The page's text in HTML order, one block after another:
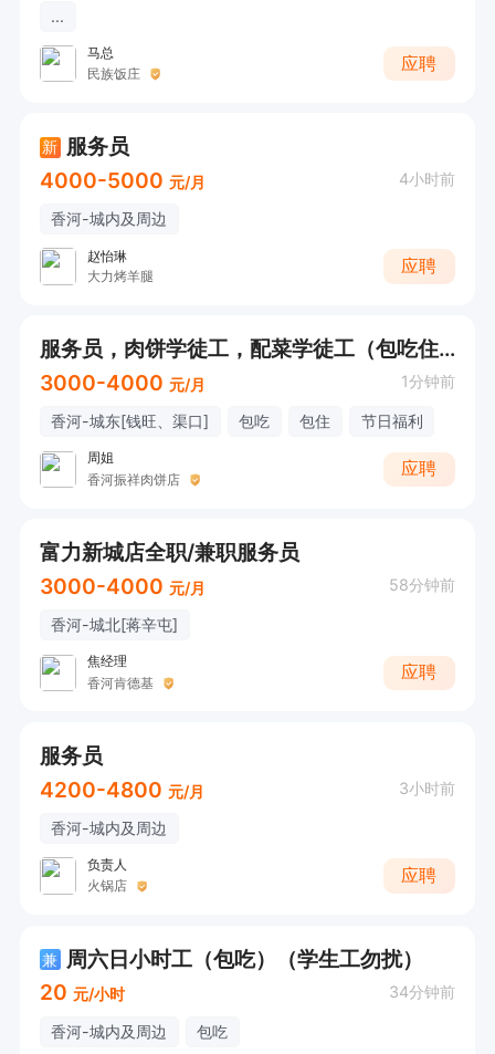
...
马总
民族饭庄
应聘
新 服务员
4000-5000 元/月 4小时前
香河-城内及周边
赵怡琳
大力烤羊腿
应聘
服务员，肉饼学徒工，配菜学徒工（包吃住+节日福利）
3000-4000 元/月 1分钟前
香河-城东[钱旺、渠口] 包吃 包住 节日福利
周姐
香河振祥肉饼店
应聘
富力新城店全职/兼职服务员
3000-4000 元/月 58分钟前
香河-城北[蒋辛屯]
焦经理
香河肯德基
应聘
服务员
4200-4800 元/月 3小时前
香河-城内及周边
负责人
火锅店
应聘
兼 周六日小时工（包吃）（学生工勿扰）
20 元/小时 34分钟前
香河-城内及周边 包吃